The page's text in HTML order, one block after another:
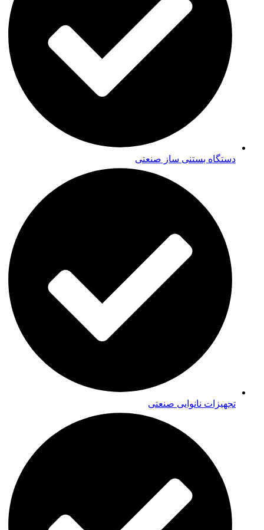
دستگاه بستنی ساز صنعتی
تجهیزات نانوایی صنعتی